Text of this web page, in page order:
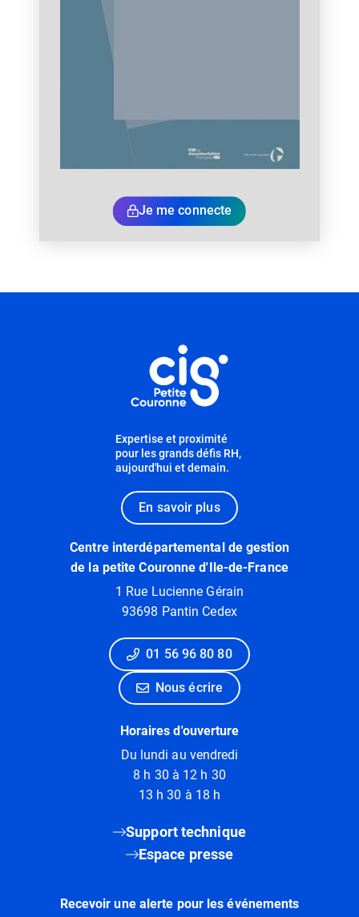
Je me connecte
Expertise et proximité
pour les grands défis RH,
aujourd'hui et demain.
En savoir plus
Centre interdépartemental de gestion
de la petite Couronne d'Ile-de-France
1 Rue Lucienne Gérain
93698 Pantin Cedex
01 56 96 80 80
Nous écrire
Horaires d'ouverture
Du lundi au vendredi
8 h 30 à 12 h 30
13 h 30 à 18 h
Support technique
Espace presse
Recevoir une alerte pour les événements